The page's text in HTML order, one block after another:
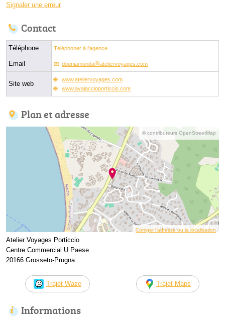
Signaler une erreur
Contact
Téléphone Téléphoner à l'agence
Email douniamundaⓐateliervoyages.com
Site web
www.ateliervoyages.com
www.avajaccioporticcio.com
Plan et adresse
© contributeurs OpenStreetMap
Corriger l’adresse ou la localisation
Atelier Voyages Porticcio
Centre Commercial U Paese
20166 Grosseto-Prugna
Trajet Waze Trajet Maps
Informations